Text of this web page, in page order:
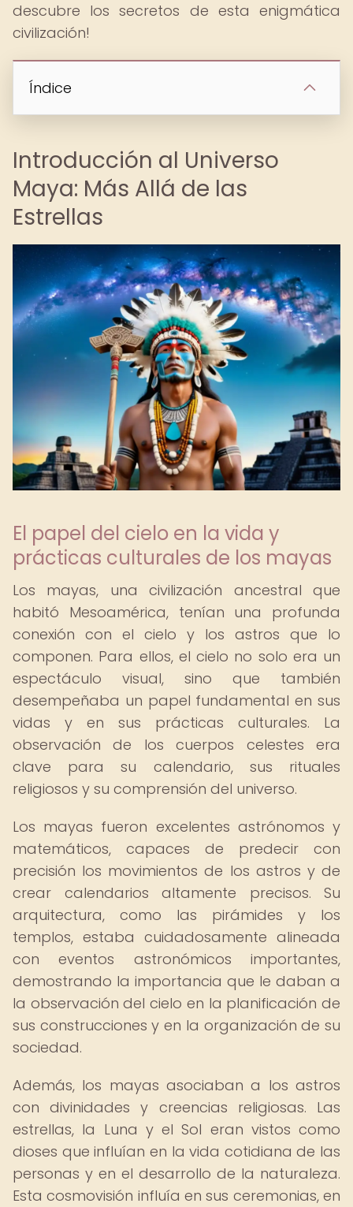
descubre los secretos de esta enigmática
civilización!
Índice
Introducción al Universo
Maya: Más Allá de las
Estrellas
El papel del cielo en la vida y
prácticas culturales de los mayas
Los mayas, una civilización ancestral que
habitó Mesoamérica, tenían una profunda
conexión con el cielo y los astros que lo
componen. Para ellos, el cielo no solo era un
espectáculo visual, sino que también
desempeñaba un papel fundamental en sus
vidas y en sus prácticas culturales. La
observación de los cuerpos celestes era
clave para su calendario, sus rituales
religiosos y su comprensión del universo.
Los mayas fueron excelentes astrónomos y
matemáticos, capaces de predecir con
precisión los movimientos de los astros y de
crear calendarios altamente precisos. Su
arquitectura, como las pirámides y los
templos, estaba cuidadosamente alineada
con eventos astronómicos importantes,
demostrando la importancia que le daban a
la observación del cielo en la planificación de
sus construcciones y en la organización de su
sociedad.
Además, los mayas asociaban a los astros
con divinidades y creencias religiosas. Las
estrellas, la Luna y el Sol eran vistos como
dioses que influían en la vida cotidiana de las
personas y en el desarrollo de la naturaleza.
Esta cosmovisión influía en sus ceremonias, en